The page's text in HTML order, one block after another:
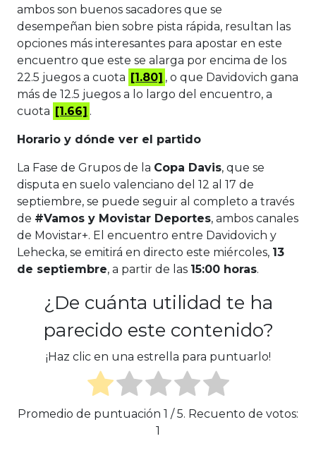
ambos son buenos sacadores que se
desempeñan bien sobre pista rápida, resultan las
opciones más interesantes para apostar en este
encuentro que este se alarga por encima de los
22.5 juegos a cuota [1.80] , o que Davidovich gana
más de 12.5 juegos a lo largo del encuentro, a
cuota [1.66] .
Horario y dónde ver el partido
La Fase de Grupos de la Copa Davis, que se
disputa en suelo valenciano del 12 al 17 de
septiembre, se puede seguir al completo a través
de #Vamos y Movistar Deportes, ambos canales
de Movistar+. El encuentro entre Davidovich y
Lehecka, se emitirá en directo este miércoles, 13
de septiembre, a partir de las 15:00 horas.
¿De cuánta utilidad te ha
parecido este contenido?
¡Haz clic en una estrella para puntuarlo!
Promedio de puntuación 1 / 5. Recuento de votos:
1